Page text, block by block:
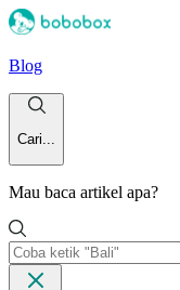
Blog
Cari...
Mau baca artikel apa?